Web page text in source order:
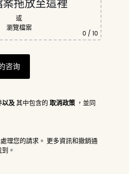
案拖放至這裡
或
瀏覽檔案
0 / 10
以及其中包含的取消政策，並同
理您的請求。 更多資訊和撤銷通
。